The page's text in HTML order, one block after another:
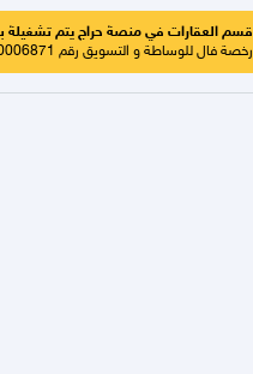
قسم العقارات في منصة حراج يتم تشغيلة
رخصة فال للوساطة و التسويق رقم 1200006871